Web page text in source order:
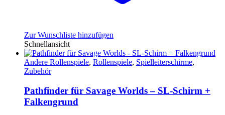
Zur Wunschliste hinzufügen
Schnellansicht
Andere Rollenspiele, Rollenspiele, Spielleiterschirme,
Zubehör
Pathfinder für Savage Worlds – SL-Schirm +
Falkengrund